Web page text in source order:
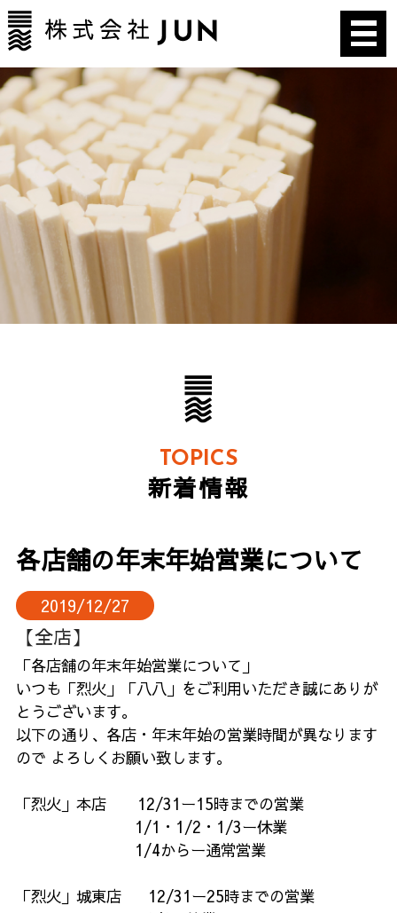
TOPICS
新着情報
各店舗の年末年始営業について
2019/12/27
【全店】
「各店舗の年末年始営業について」
いつも「烈火」「八八」をご利用いただき誠にありが
とうございます。
以下の通り、各店・年末年始の営業時間が異なります
ので よろしくお願い致します。
「烈火」本店 12/31ー15時までの営業
1/1・1/2・1/3ー休業
1/4からー通常営業
「烈火」城東店 12/31ー25時までの営業